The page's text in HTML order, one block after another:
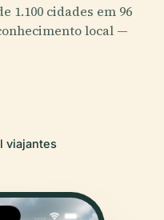
1.100 cidades em 96
local —
viajantes